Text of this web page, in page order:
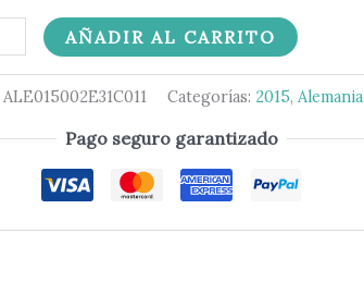
AÑADIR AL CARRITO
ALE015002E31C011 Categorías: 2015, Alemania
Pago seguro garantizado